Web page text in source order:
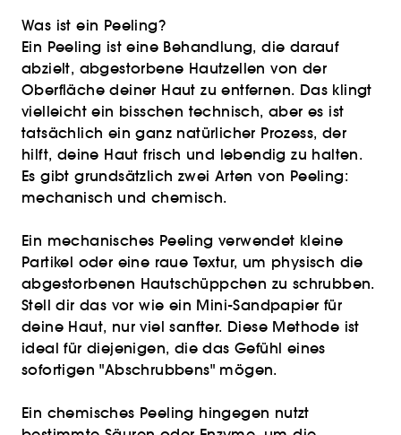
Was ist ein Peeling?
Ein Peeling ist eine Behandlung, die darauf
abzielt, abgestorbene Hautzellen von der
Oberfläche deiner Haut zu entfernen. Das klingt
vielleicht ein bisschen technisch, aber es ist
tatsächlich ein ganz natürlicher Prozess, der
hilft, deine Haut frisch und lebendig zu halten.
Es gibt grundsätzlich zwei Arten von Peeling:
mechanisch und chemisch.
Ein mechanisches Peeling verwendet kleine
Partikel oder eine raue Textur, um physisch die
abgestorbenen Hautschüppchen zu schrubben.
Stell dir das vor wie ein Mini-Sandpapier für
deine Haut, nur viel sanfter. Diese Methode ist
ideal für diejenigen, die das Gefühl eines
sofortigen "Abschrubbens" mögen.
Ein chemisches Peeling hingegen nutzt